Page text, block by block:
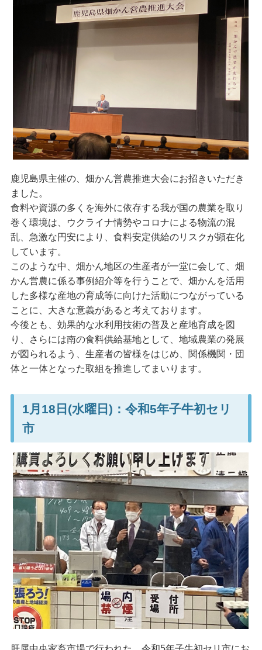
鹿児島県主催の、畑かん営農推進大会にお招きいただき
ました。
食料や資源の多くを海外に依存する我が国の農業を取り
巻く環境は、ウクライナ情勢やコロナによる物流の混
乱、急激な円安により、食料安定供給のリスクが顕在化
しています。
このような中、畑かん地区の生産者が一堂に会して、畑
かん営農に係る事例紹介等を行うことで、畑かんを活用
した多様な産地の育成等に向けた活動につながっている
ことに、大きな意義があると考えております。
今後とも、効果的な水利用技術の普及と産地育成を図
り、さらには南の食料供給基地として、地域農業の発展
が図られるよう、生産者の皆様をはじめ、関係機関・団
体と一体となった取組を推進してまいります。
1月18日(水曜日)：令和5年子牛初セリ
市